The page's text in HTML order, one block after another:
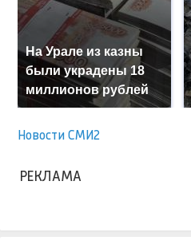
На Урале из казны
были украдены 18
миллионов рублей
Новости СМИ2
РЕКЛАМА